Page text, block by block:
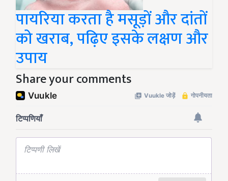
पायरिया करता है मसूड़ों और दांतों
को खराब, पढ़िए इसके लक्षण और
उपाय
Share your comments